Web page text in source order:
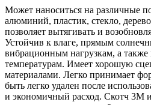
Может наноситься на различные
алюминий, пластик, стекло,
позволяет вытягивать и
Устойчив к влаге, прямым
вибрационным нагрузкам, а
температурам. Имеет хорошую
материалами. Легко принимает
быть легко удален после
и экономичный расход. Скотч 3М